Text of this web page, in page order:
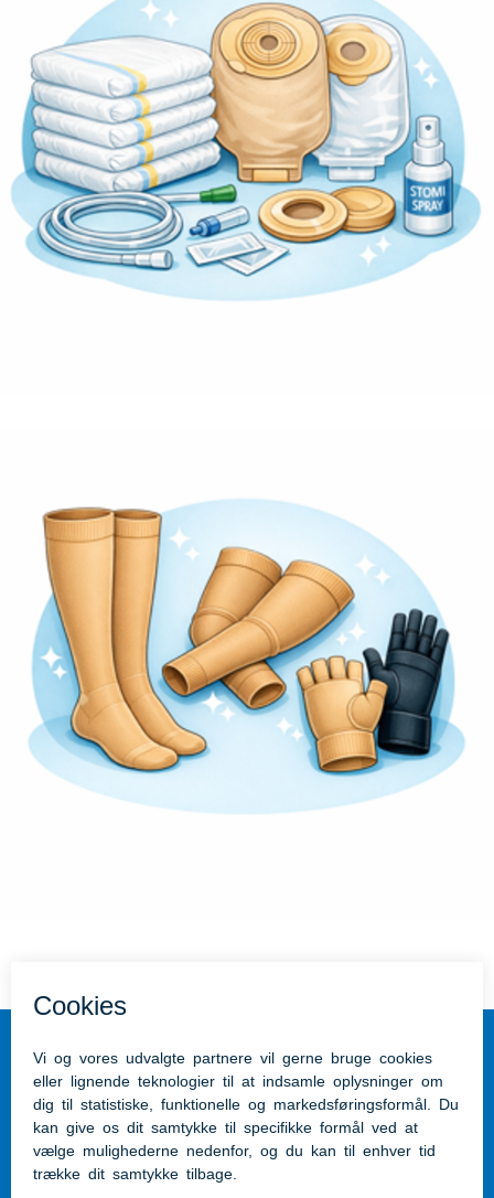
Tilgængelighedserklæring
Hjælpemidler Hærvejshuset